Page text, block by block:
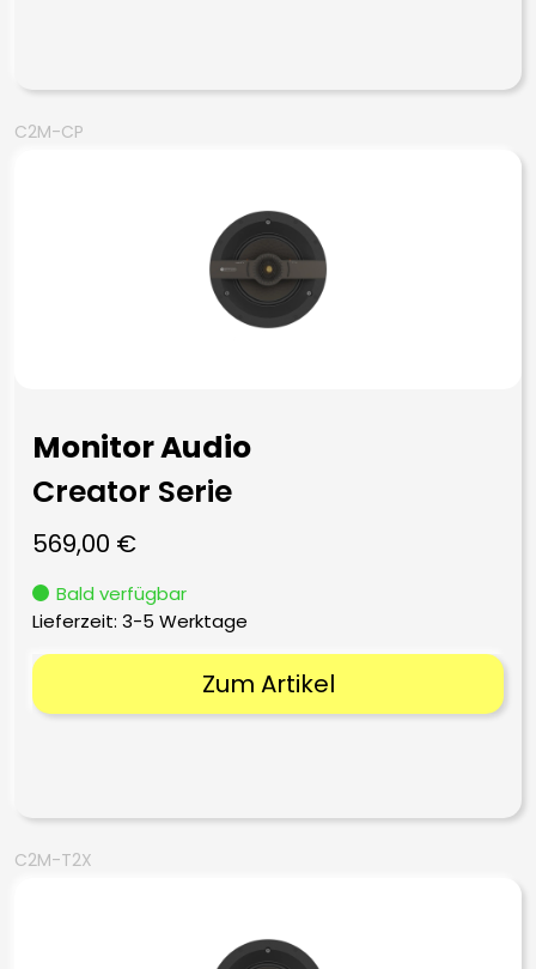
C2M-CP
Monitor Audio
Creator Serie
569,00 €
Bald verfügbar
Lieferzeit: 3-5 Werktage
Zum Artikel
C2M-T2X